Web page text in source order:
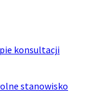
konsultacji
stanowisko